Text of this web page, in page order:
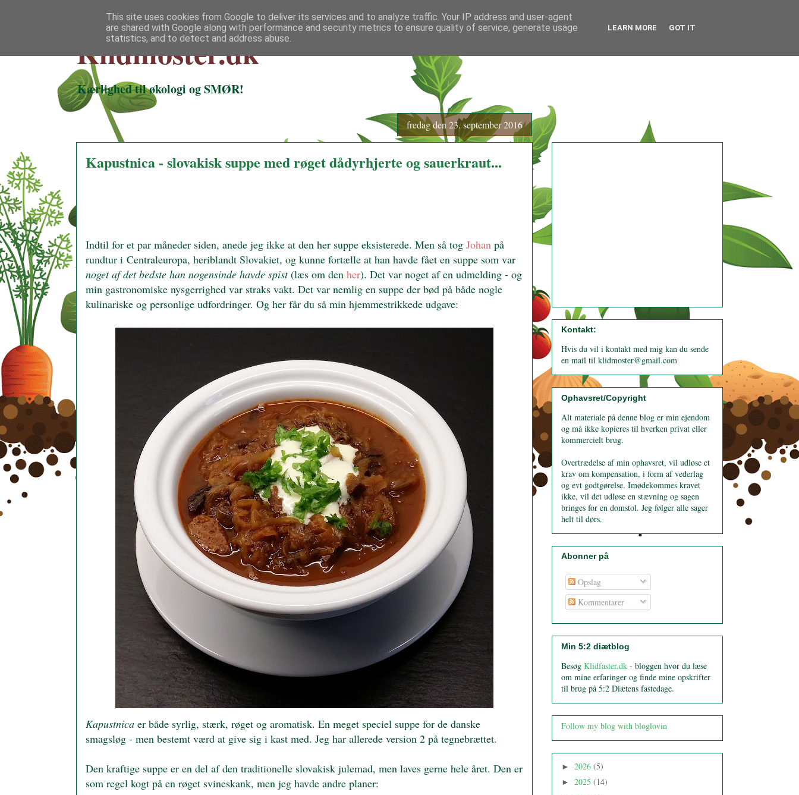
Klidmoster.dk
Kærlighed til økologi og SMØR!
fredag den 23. september 2016
Kapustnica - slovakisk suppe med røget dådyrhjerte og sauerkraut...
Indtil for et par måneder siden, anede jeg ikke at den her suppe eksisterede. Men så tog Johan på
rundtur i Centraleuropa, heriblandt Slovakiet, og kunne fortælle at han havde fået en suppe som var
noget af det bedste han nogensinde havde spist(læs om den her). Det var noget af en udmelding - og
min gastronomiske nysgerrighed var straks vakt. Det var nemlig en suppe der bød på både nogle
kulinariske og personlige udfordringer. Og her får du så min hjemmestrikkede udgave:
Kapustnica er både syrlig, stærk, røget og aromatisk. En meget speciel suppe for de danske
smagsløg - men bestemt værd at give sig i kast med. Jeg har allerede version 2 på tegnebrættet.
Den kraftige suppe er en del af den traditionelle slovakisk julemad, men laves gerne hele året. Den er
som regel kogt på en røget svineskank, men jeg havde andre planer:
Kontakt:
Hvis du vil i kontakt med mig kan du sende
en mail til klidmoster@gmail.com
Ophavsret/Copyright
Alt materiale på denne blog er min ejendom
og må ikke kopieres til hverken privat eller
kommercielt brug.
Overtrædelse af min ophavsret, vil udløse et
krav om kompensation, i form af vederlag
og evt godtgørelse. Imødekommes kravet
ikke, vil det udløse en stævning og sagen
bringes for en domstol. Jeg følger alle sager
helt til dørs.
Abonner på
Opslag
Kommentarer
Min 5:2 diætblog
Besøg Klidfaster.dk - bloggen hvor du læse
om mine erfaringer og finde mine opskrifter
til brug på 5:2 Diætens fastedage.
Follow my blog with bloglovin
► 2026 (5)
► 2025 (14)
This site uses cookies from Google to deliver its services and to analyze traffic. Your IP address and user-agent
are shared with Google along with performance and security metrics to ensure quality of service, generate usage
statistics, and to detect and address abuse.
LEARN MORE GOT IT